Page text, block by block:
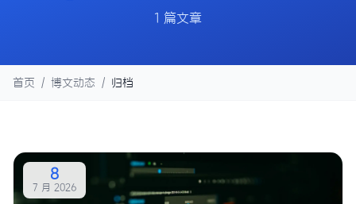
1 篇文章
首页 / 博文动态 / 归档
8
7 月 2026